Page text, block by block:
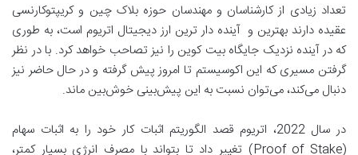
تعداد زیادی از کارشناسان و مهندسان حوزه بلاک چین و کریپتوکارنسی
عقیده دارند بهترین و آینده دار ترین ارز دیجیتال اتریوم است، به طوری
که در آینده نزدیک جایگاه بیت کوین را نیز تصاحب خواهد کرد. با در نظر
گرفتن مسیری که این اکوسیستم تا امروز پیش گرفته و در حال حاضر نیز
دنبال می‌کند، می‌توان نسبت به این پیش‌بینی خوش‌بین ماند.
در سال 2022، اتریوم قصد الگوریتم اثبات کار خود را به اثبات سهام
(Proof of Stake) تغییر داد تا بتواند با مصرف انرژی بسیار کمتر،